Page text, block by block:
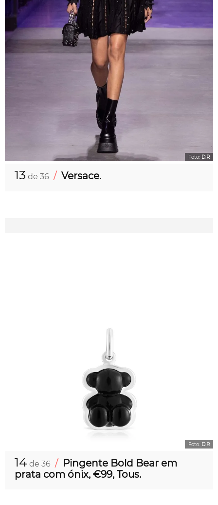
Foto: D.R
13 de 36 / Versace.
Foto: D.R
14 de 36 / Pingente Bold Bear em
prata com ónix, €99, Tous.